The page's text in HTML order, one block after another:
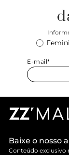
E-mail*
Baixe o nosso
Conteúdo exclusivo